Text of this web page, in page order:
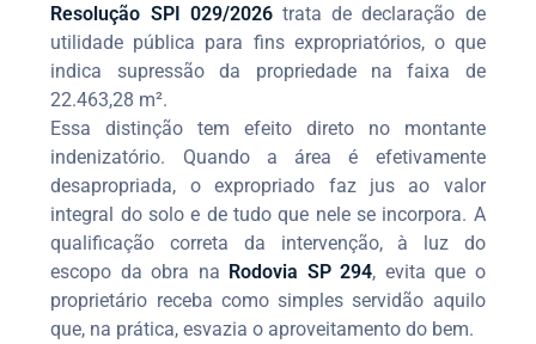
Resolução SPI 029/2026trata de declaração de
utilidade pública para fins expropriatórios, o que
indica supressão da propriedade na faixa de
22.463,28 m².
Essa distinção tem efeito direto no montante
indenizatório. Quando a área é efetivamente
desapropriada, o expropriado faz jus ao valor
integral do solo e de tudo que nele se incorpora. A
qualificação correta da intervenção, à luz do
escopo da obra na Rodovia SP 294, evita que o
proprietário receba como simples servidão aquilo
que, na prática, esvazia o aproveitamento do bem.